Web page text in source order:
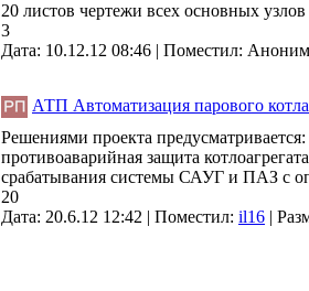
20 листов чертежи всех основных
3
Дата: 10.12.12 08:46 | Поместил: Аноним
АТП Автоматизация парового
Решениями проекта
противоаварийная защита
срабатывания системы САУГ и ПАЗ с
20
Дата: 20.6.12 12:42 | Поместил: il16 |